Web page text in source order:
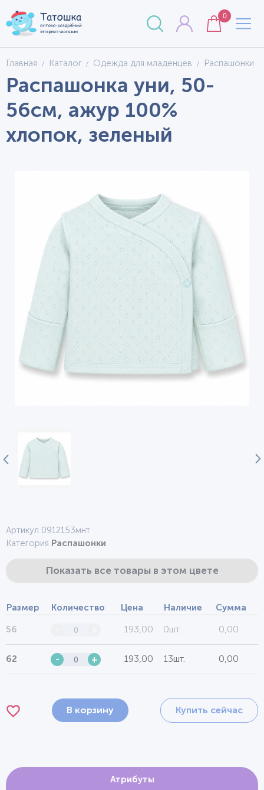
0
Главная Каталог Одежда для младенцев Распашонки
Распашонка уни, 50-
56см, ажур 100%
хлопок, зеленый
Артикул 0912153мнт
Категория Распашонки
Показать все товары в этом цвете
Размер Количество Цена Наличие Сумма
56 193,00 0шт. 0,00
62 - + 193,00 13шт. 0,00
В корзину Купить сейчас
Атрибуты